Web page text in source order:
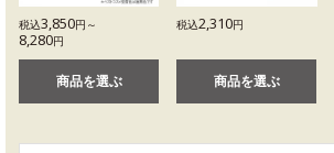
税込3,850円～
8,280円
商品を選ぶ
税込2,310円
商品を選ぶ